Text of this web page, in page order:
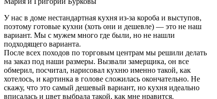
У нас в доме нестандартная кухня из-за короба и выступов,
поэтому готовые кухни (хоть они и дешевле) — это не наш
вариант. Мы с мужем много где были, но не нашли
подходящего варианта.
После всех походов по торговым центрам мы решили делать
на заказ под наши размеры. Вызвали замерщика, он все
обмерил, посчитал, нарисовал кухню именно такой, как
хотелось, и картинка в голове сложилась окончательно. Не
скажу, что это самый дешевый вариант, но кухня идеально
вписалась и цвет выбрала такой, как мне нравится.